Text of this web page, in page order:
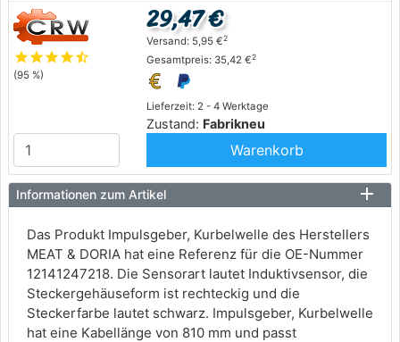
starstarstarstarstar_half
(95 %)
Lieferzeit: 2 - 4 Werktage
Zustand: Fabrikneu
29,47 €
Versand: 5,95 €2
Gesamtpreis: 35,42 €2
Warenkorb
Informationen zum Artikel
Das Produkt Impulsgeber, Kurbelwelle des Herstellers
MEAT & DORIA hat eine Referenz für die OE-Nummer
12141247218. Die Sensorart lautet Induktivsensor, die
Steckergehäuseform ist rechteckig und die
Steckerfarbe lautet schwarz. Impulsgeber, Kurbelwelle
hat eine Kabellänge von 810 mm und passt